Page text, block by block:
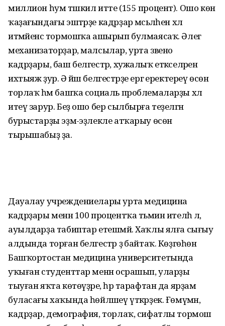
миллион һум тәшкил итте (155 процент). Ошо көн
ҡаҙағындағы эштәрҙе кадрҙар мәсьәләһен хәл
итмәйенсә тормошҡа ашырып булмаясаҡ. Әлегә
механиза­торҙар, малсылар, урта звено
кадрҙары, баш белгестәр, хужалыҡ етәкселәренә
ихтыяж ҙур. Ә йәш белгестәрҙе ергә еректереү өсөн
торлаҡ һәм башҡа социаль проблемаларҙы хәл
итеү зарур. Беҙ ошо бер сылбырға теҙелгән
бурыстарҙы эҙмә-эҙлекле атҡарыу өсөн
тырышабыҙ ҙа.
Дауалау учреждениелары урта медицина
кадрҙары менән 100 процентҡа тәьмин ителһә лә,
ауылдарҙа табиптар етешмәй. Хаҡлы ялға сығыу
алдында торған белгестәр ҙә байтаҡ. Көҙгөһөн
Башҡортостан медицина университетында
уҡыған студенттар менән осрашып, уларҙы
тыуған яҡта көтөүҙәре, һәр тарафтан да ярҙам
буласағы хаҡында һөйләшеү үткәрҙек. Ғөмүмән,
кадрҙар, демография, торлаҡ, сифатлы тормош